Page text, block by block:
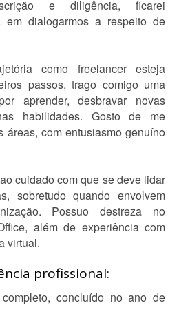
e diligência, ficarei
em dialogarmos a respeito de
como freelancer esteja
passos, trago comigo uma
aprender, desbravar novas
habilidades. Gosto de me
áreas, com entusiasmo genuíno
cuidado com que se deve lidar
sobretudo quando envolvem
Possuo destreza no
além de experiência com
virtual.
profissional:
concluído no ano de